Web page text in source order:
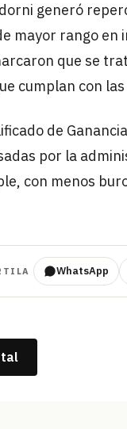
generó
mayor rango
que se
cumplan con
de
por la
con menos
WhatsApp